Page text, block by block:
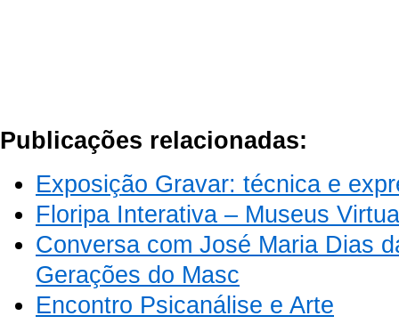
Publicações relacionadas:
Exposição Gravar: técnica e
Floripa Interativa – Museus
Conversa com José Maria Dias
Gerações do Masc
Encontro Psicanálise e Arte